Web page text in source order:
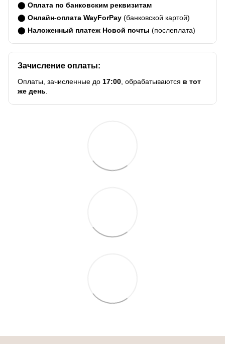
⬤ Оплата по банковским реквизитам
⬤ Онлайн-оплата WayForPay (банковской картой)
⬤ Наложенный платеж Новой почты (послеплата)
Зачисление оплаты:
Оплаты, зачисленные до 17:00 , обрабатываются в тот
же день